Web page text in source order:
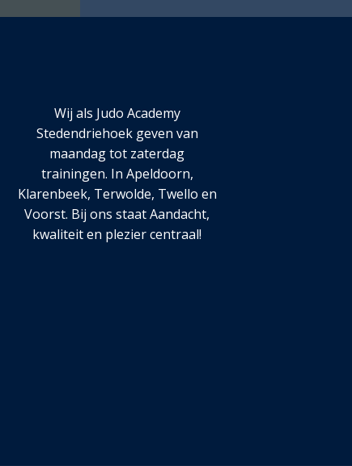
Wij als Judo Academy
Stedendriehoek geven van
maandag tot zaterdag
trainingen. In Apeldoorn,
Klarenbeek, Terwolde, Twello en
Voorst. Bij ons staat Aandacht,
kwaliteit en plezier centraal!